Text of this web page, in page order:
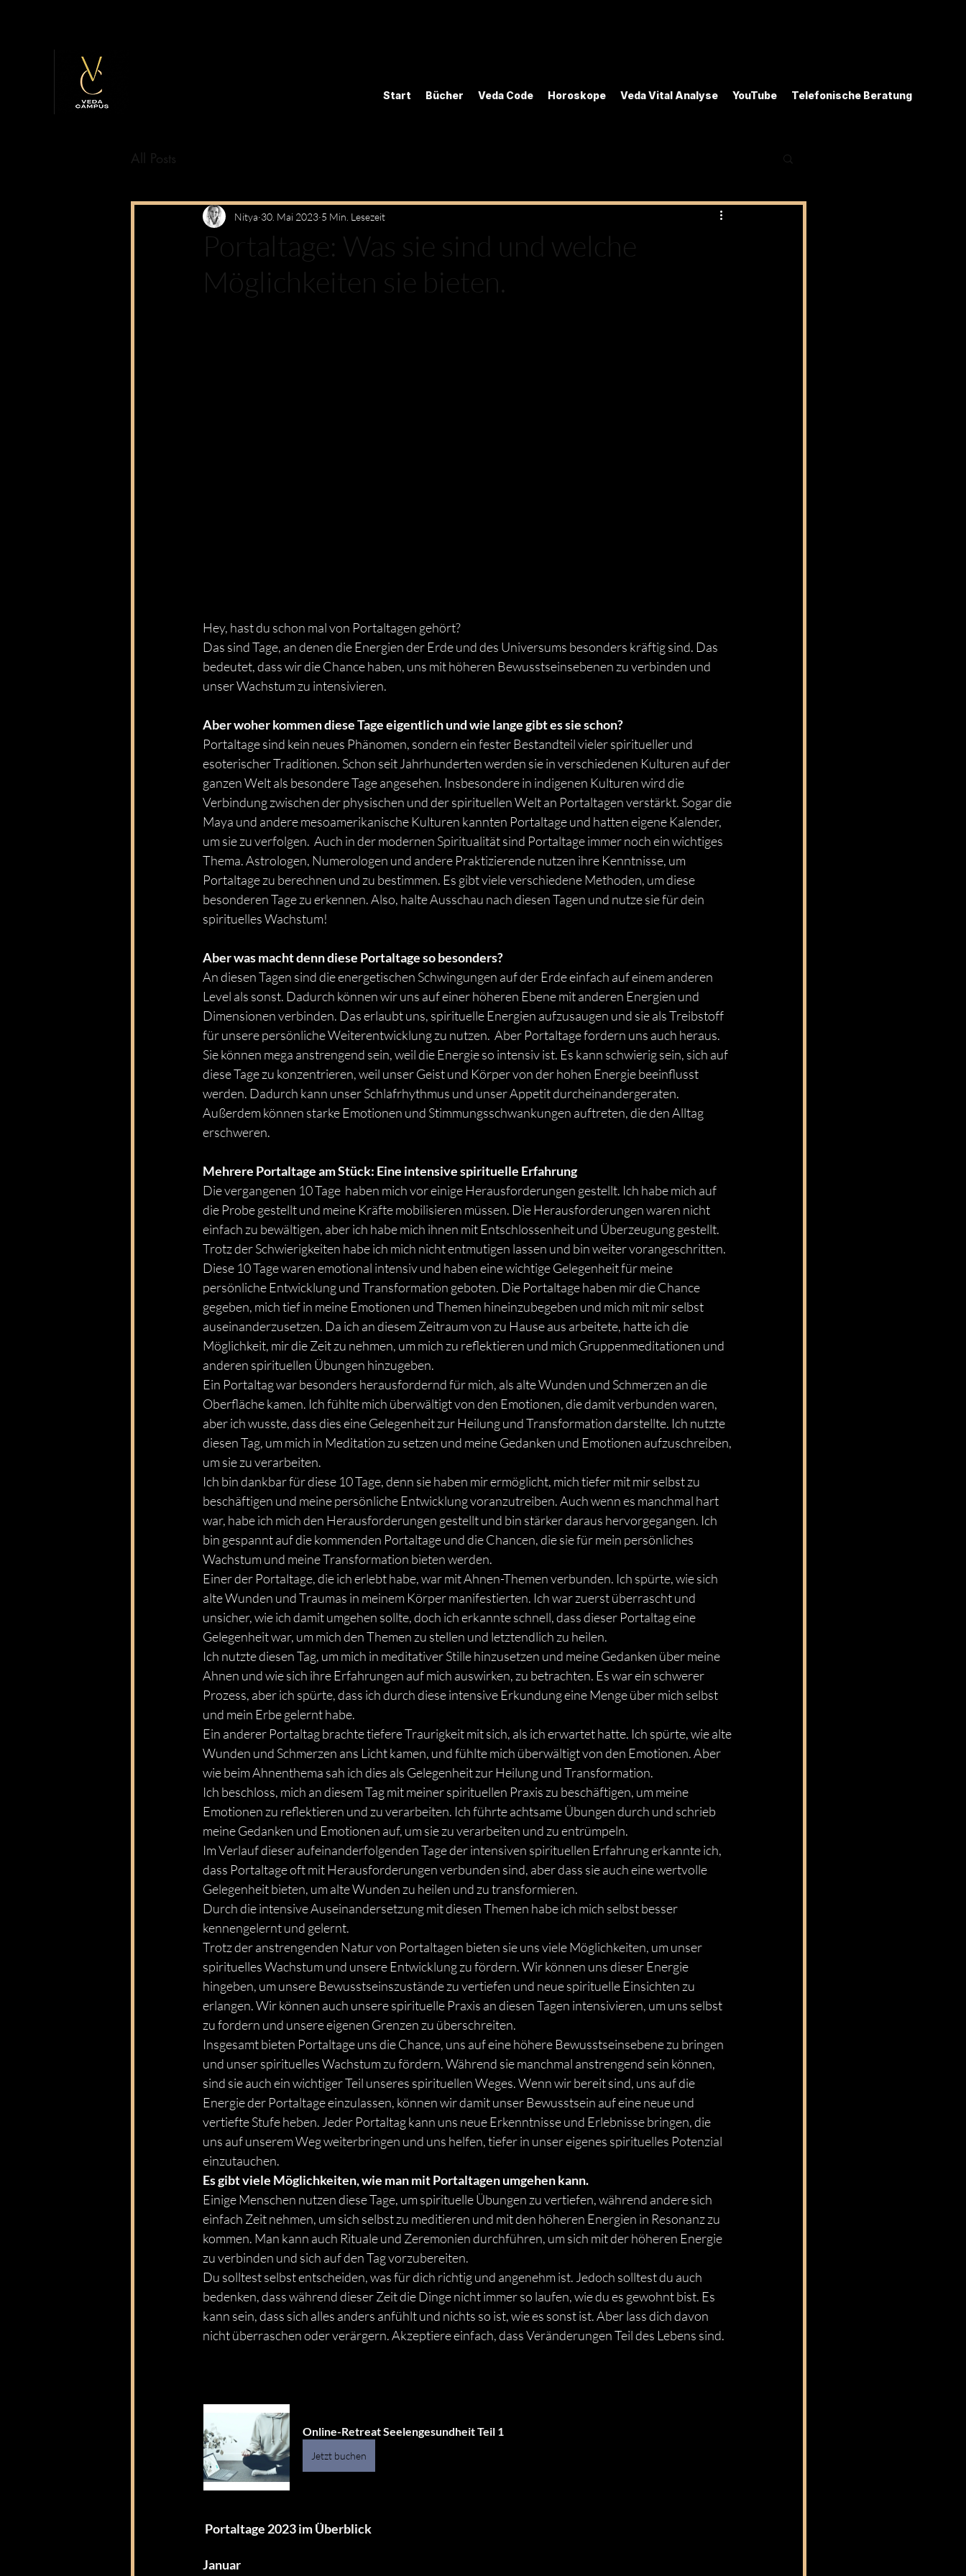
Start Bücher Veda Code Horoskope Veda Vital Analyse YouTube Telefonische Beratung
All Posts
Portaltage: Was sie sind und welche
Möglichkeiten sie bieten.
Nitya 30. Mai 2023 5 Min. Lesezeit
Hey, hast du schon mal von Portaltagen gehört?
Das sind Tage, an denen die Energien der Erde und des Universums besonders kräftig sind. Das
bedeutet, dass wir die Chance haben, uns mit höheren Bewusstseinsebenen zu verbinden und
unser Wachstum zu intensivieren.
Aber woher kommen diese Tage eigentlich und wie lange gibt es sie schon?
Portaltage sind kein neues Phänomen, sondern ein fester Bestandteil vieler spiritueller und
esoterischer Traditionen. Schon seit Jahrhunderten werden sie in verschiedenen Kulturen auf der
ganzen Welt als besondere Tage angesehen. Insbesondere in indigenen Kulturen wird die
Verbindung zwischen der physischen und der spirituellen Welt an Portaltagen verstärkt. Sogar die
Maya und andere mesoamerikanische Kulturen kannten Portaltage und hatten eigene Kalender,
um sie zu verfolgen.  Auch in der modernen Spiritualität sind Portaltage immer noch ein wichtiges
Thema. Astrologen, Numerologen und andere Praktizierende nutzen ihre Kenntnisse, um
Portaltage zu berechnen und zu bestimmen. Es gibt viele verschiedene Methoden, um diese
besonderen Tage zu erkennen. Also, halte Ausschau nach diesen Tagen und nutze sie für dein
spirituelles Wachstum!
Aber was macht denn diese Portaltage so besonders?
An diesen Tagen sind die energetischen Schwingungen auf der Erde einfach auf einem anderen
Level als sonst. Dadurch können wir uns auf einer höheren Ebene mit anderen Energien und
Dimensionen verbinden. Das erlaubt uns, spirituelle Energien aufzusaugen und sie als Treibstoff
für unsere persönliche Weiterentwicklung zu nutzen.  Aber Portaltage fordern uns auch heraus.
Sie können mega anstrengend sein, weil die Energie so intensiv ist. Es kann schwierig sein, sich auf
diese Tage zu konzentrieren, weil unser Geist und Körper von der hohen Energie beeinflusst
werden. Dadurch kann unser Schlafrhythmus und unser Appetit durcheinandergeraten.
Außerdem können starke Emotionen und Stimmungsschwankungen auftreten, die den Alltag
erschweren.
Mehrere Portaltage am Stück: Eine intensive spirituelle Erfahrung
Die vergangenen 10 Tage  haben mich vor einige Herausforderungen gestellt. Ich habe mich auf
die Probe gestellt und meine Kräfte mobilisieren müssen. Die Herausforderungen waren nicht
einfach zu bewältigen, aber ich habe mich ihnen mit Entschlossenheit und Überzeugung gestellt.
Trotz der Schwierigkeiten habe ich mich nicht entmutigen lassen und bin weiter vorangeschritten.
Diese 10 Tage waren emotional intensiv und haben eine wichtige Gelegenheit für meine
persönliche Entwicklung und Transformation geboten. Die Portaltage haben mir die Chance
gegeben, mich tief in meine Emotionen und Themen hineinzubegeben und mich mit mir selbst
auseinanderzusetzen. Da ich an diesem Zeitraum von zu Hause aus arbeitete, hatte ich die
Möglichkeit, mir die Zeit zu nehmen, um mich zu reflektieren und mich Gruppenmeditationen und
anderen spirituellen Übungen hinzugeben.
Ein Portaltag war besonders herausfordernd für mich, als alte Wunden und Schmerzen an die
Oberfläche kamen. Ich fühlte mich überwältigt von den Emotionen, die damit verbunden waren,
aber ich wusste, dass dies eine Gelegenheit zur Heilung und Transformation darstellte. Ich nutzte
diesen Tag, um mich in Meditation zu setzen und meine Gedanken und Emotionen aufzuschreiben,
um sie zu verarbeiten.
Ich bin dankbar für diese 10 Tage, denn sie haben mir ermöglicht, mich tiefer mit mir selbst zu
beschäftigen und meine persönliche Entwicklung voranzutreiben. Auch wenn es manchmal hart
war, habe ich mich den Herausforderungen gestellt und bin stärker daraus hervorgegangen. Ich
bin gespannt auf die kommenden Portaltage und die Chancen, die sie für mein persönliches
Wachstum und meine Transformation bieten werden.
Einer der Portaltage, die ich erlebt habe, war mit Ahnen-Themen verbunden. Ich spürte, wie sich
alte Wunden und Traumas in meinem Körper manifestierten. Ich war zuerst überrascht und
unsicher, wie ich damit umgehen sollte, doch ich erkannte schnell, dass dieser Portaltag eine
Gelegenheit war, um mich den Themen zu stellen und letztendlich zu heilen.
Ich nutzte diesen Tag, um mich in meditativer Stille hinzusetzen und meine Gedanken über meine
Ahnen und wie sich ihre Erfahrungen auf mich auswirken, zu betrachten. Es war ein schwerer
Prozess, aber ich spürte, dass ich durch diese intensive Erkundung eine Menge über mich selbst
und mein Erbe gelernt habe.
Ein anderer Portaltag brachte tiefere Traurigkeit mit sich, als ich erwartet hatte. Ich spürte, wie alte
Wunden und Schmerzen ans Licht kamen, und fühlte mich überwältigt von den Emotionen. Aber
wie beim Ahnenthema sah ich dies als Gelegenheit zur Heilung und Transformation.
Ich beschloss, mich an diesem Tag mit meiner spirituellen Praxis zu beschäftigen, um meine
Emotionen zu reflektieren und zu verarbeiten. Ich führte achtsame Übungen durch und schrieb
meine Gedanken und Emotionen auf, um sie zu verarbeiten und zu entrümpeln.
Im Verlauf dieser aufeinanderfolgenden Tage der intensiven spirituellen Erfahrung erkannte ich,
dass Portaltage oft mit Herausforderungen verbunden sind, aber dass sie auch eine wertvolle
Gelegenheit bieten, um alte Wunden zu heilen und zu transformieren.
Durch die intensive Auseinandersetzung mit diesen Themen habe ich mich selbst besser
kennengelernt und gelernt.
Trotz der anstrengenden Natur von Portaltagen bieten sie uns viele Möglichkeiten, um unser
spirituelles Wachstum und unsere Entwicklung zu fördern. Wir können uns dieser Energie
hingeben, um unsere Bewusstseinszustände zu vertiefen und neue spirituelle Einsichten zu
erlangen. Wir können auch unsere spirituelle Praxis an diesen Tagen intensivieren, um uns selbst
zu fordern und unsere eigenen Grenzen zu überschreiten.
Insgesamt bieten Portaltage uns die Chance, uns auf eine höhere Bewusstseinsebene zu bringen
und unser spirituelles Wachstum zu fördern. Während sie manchmal anstrengend sein können,
sind sie auch ein wichtiger Teil unseres spirituellen Weges. Wenn wir bereit sind, uns auf die
Energie der Portaltage einzulassen, können wir damit unser Bewusstsein auf eine neue und
vertiefte Stufe heben. Jeder Portaltag kann uns neue Erkenntnisse und Erlebnisse bringen, die
uns auf unserem Weg weiterbringen und uns helfen, tiefer in unser eigenes spirituelles Potenzial
einzutauchen.
Es gibt viele Möglichkeiten, wie man mit Portaltagen umgehen kann.
Einige Menschen nutzen diese Tage, um spirituelle Übungen zu vertiefen, während andere sich
einfach Zeit nehmen, um sich selbst zu meditieren und mit den höheren Energien in Resonanz zu
kommen. Man kann auch Rituale und Zeremonien durchführen, um sich mit der höheren Energie
zu verbinden und sich auf den Tag vorzubereiten.
Du solltest selbst entscheiden, was für dich richtig und angenehm ist. Jedoch solltest du auch
bedenken, dass während dieser Zeit die Dinge nicht immer so laufen, wie du es gewohnt bist. Es
kann sein, dass sich alles anders anfühlt und nichts so ist, wie es sonst ist. Aber lass dich davon
nicht überraschen oder verärgern. Akzeptiere einfach, dass Veränderungen Teil des Lebens sind.
Online-Retreat Seelengesundheit Teil 1
Jetzt buchen
Portaltage 2023 im Überblick
Januar